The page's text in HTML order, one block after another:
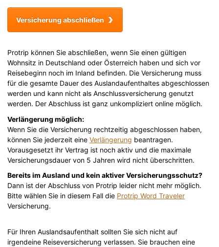
Versicherung abschließen
Protrip können Sie abschließen, wenn Sie einen gültigen
Wohnsitz in Deutschland oder Österreich haben und sich vor
Reisebeginn noch im Inland befinden. Die Versicherung muss
für die gesamte Dauer des Auslandaufenthaltes abgeschlossen
werden und kann nicht als Anschlussversicherung genutzt
werden. Der Abschluss ist ganz unkompliziert online möglich.
Verlängerung möglich:
Wenn Sie die Versicherung rechtzeitig abgeschlossen haben,
können Sie jederzeit eine Verlängerung beantragen.
Vorausgesetzt ihr Vertrag ist noch aktiv und die maximale
Versicherungsdauer von 5 Jahren wird nicht überschritten.
Bereits im Ausland und kein aktiver Versicherungsschutz?
Dann ist der Abschluss von Protrip leider nicht mehr möglich.
Bitte wählen Sie in diesem Fall die Protrip Word Traveler
Versicherung.
Für Ihren Auslandsaufenthalt sollten Sie sich nicht auf
irgendeine Reiseversicherung verlassen. Sie brauchen eine